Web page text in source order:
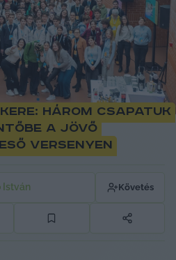
három csapatuk
a jövő
versenyen
István Követés